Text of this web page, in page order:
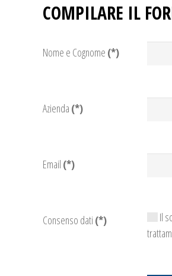
COMPILARE IL
Nome e Cognome (*)
Azienda (*)
Email (*)
Consenso dati (*) Il